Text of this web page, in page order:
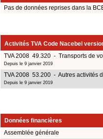
Pas de données reprises dans la
Activités TVA Code Nacebel
TVA 2008 49.320 - Transports de
Depuis le 9 janvier 2019
TVA 2008 53.200 - Autres activités
Depuis le 9 janvier 2019
Données financières
Assemblée générale